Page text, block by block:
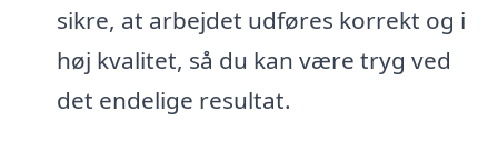
sikre, at arbejdet udføres korrekt og i
høj kvalitet, så du kan være tryg ved
det endelige resultat.